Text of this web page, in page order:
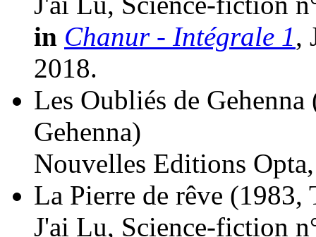
in Chanur - Intégrale 1,
2018.
Les Oubliés de Gehenna
Gehenna)
Nouvelles Editions
La Pierre de rêve (1983,
J'ai Lu, Science-fiction